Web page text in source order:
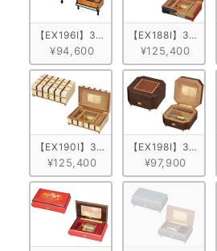
【EX196I】30弁 ORPHEUS イタリ
¥94,600
【EX188I】30弁
¥125,400
【EX190I】30弁 ORPHEUS イタリア
¥125,400
【EX198I】30弁
¥97,900